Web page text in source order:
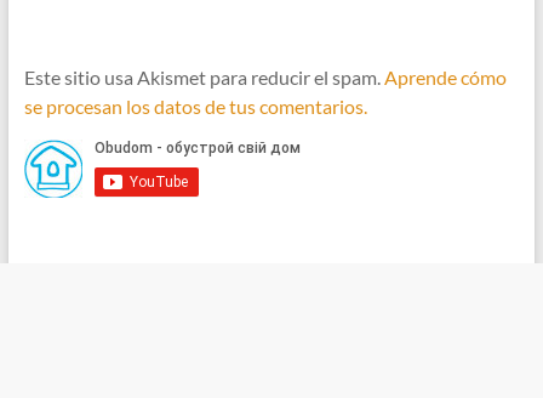
Este sitio usa Akismet para reducir el spam. Aprende cómo
se procesan los datos de tus comentarios.